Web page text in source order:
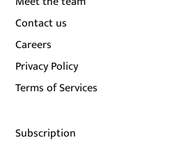
Contact us
Careers
Privacy Policy
Terms of Services
Subscription